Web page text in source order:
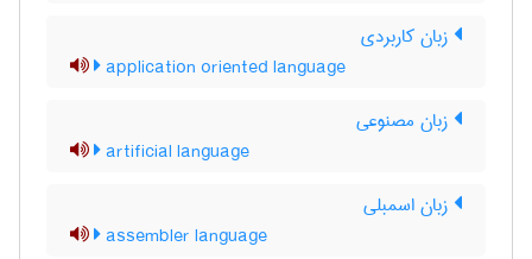
زبان کاربردی
application oriented language
زبان مصنوعی
artificial language
زبان اسمبلی
assembler language